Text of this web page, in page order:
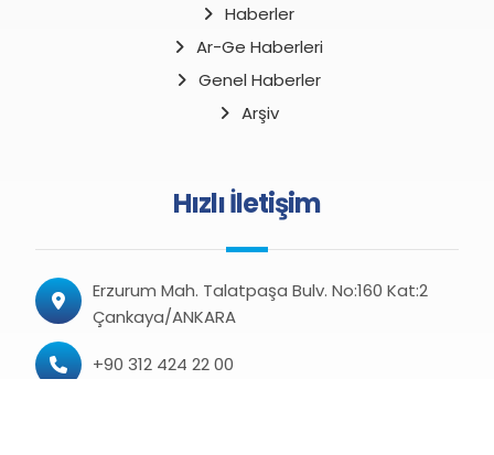
Haberler
Ar-Ge Haberleri
Genel Haberler
Arşiv
Hızlı İletişim
Erzurum Mah. Talatpaşa Bulv. No:160 Kat:2
Çankaya/ANKARA
+90 312 424 22 00